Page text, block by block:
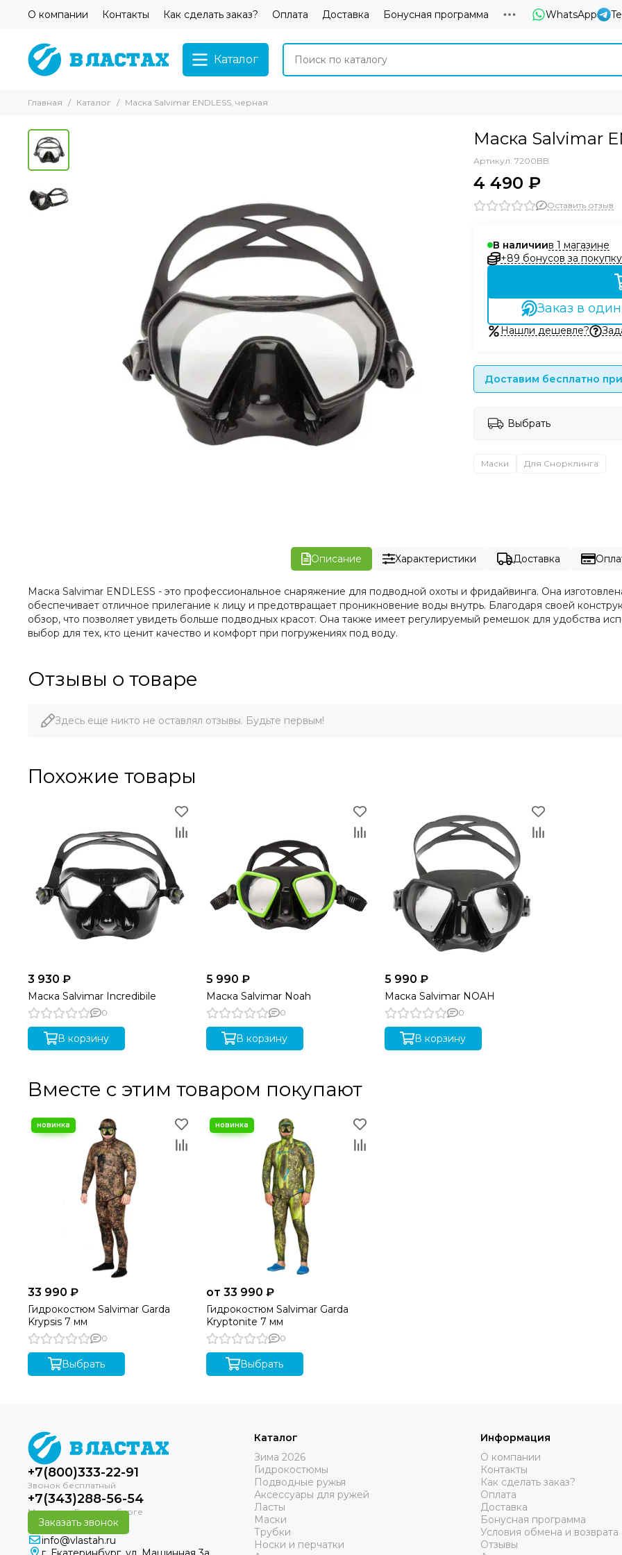
О компании Контакты Как сделать заказ? Оплата Доставка Бонусная программа WhatsApp
Каталог
Главная Каталог Маска Salvimar ENDLESS, черная
Маска Salvimar
Артикул: 7200BB
4 490 ₽
Оставить отзыв
В наличиив 1 магазине
+89 бонусов за покупку
Заказ в
Нашли дешевле?
Доставим бесплатно
Выбрать
Маски Для Снорклинга
Описание Характеристики Доставка
Маска Salvimar ENDLESS - это профессиональное снаряжение для подводной охоты и фридайвинга. Она
обеспечивает отличное прилегание к лицу и предотвращает проникновение воды внутрь. Благодаря своей
обзор, что позволяет увидеть больше подводных красот. Она также имеет регулируемый ремешок для удобства
выбор для тех, кто ценит качество и комфорт при погружениях под воду.
Отзывы о товаре
Здесь еще никто не оставлял отзывы. Будьте первым!
Похожие товары
3 930 ₽
Маска Salvimar Incredibile
0
В корзину
5 990 ₽
Маска Salvimar Noah
0
В корзину
5 990 ₽
Маска Salvimar NOAH
0
В корзину
Вместе с этим товаром покупают
33 990 ₽
Гидрокостюм Salvimar Garda
Krypsis 7 мм
0
Выбрать
от 33 990 ₽
Гидрокостюм Salvimar Garda
Kryptonite 7 мм
0
Выбрать
+7(800)333-22-91
+7(343)288-56-54
Заказать звонок
info@vlastah.ru
Каталог
Зима 2026
Гидрокостюмы
Подводные ружья
Аксессуары для ружей
Ласты
Маски
Трубки
Носки и перчатки
Информация
О компании
Контакты
Как сделать заказ?
Оплата
Доставка
Бонусная программа
Условия обмена и возврата
Отзывы